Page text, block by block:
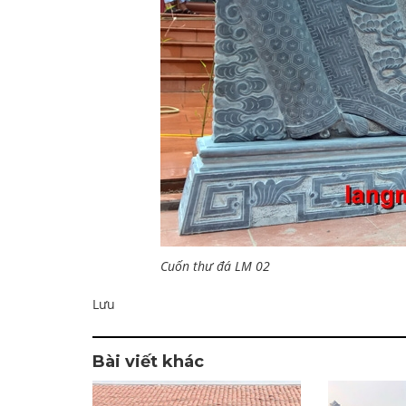
Cuốn thư đá LM 02
Lưu
Bài viết khác